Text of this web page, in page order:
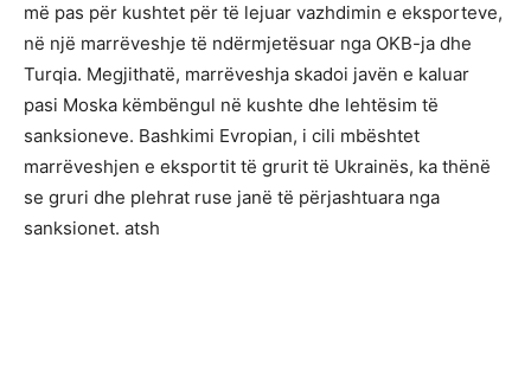
më pas për kushtet për të lejuar vazhdimin e eksporteve,
në një marrëveshje të ndërmjetësuar nga OKB-ja dhe
Turqia. Megjithatë, marrëveshja skadoi javën e kaluar
pasi Moska këmbëngul në kushte dhe lehtësim të
sanksioneve. Bashkimi Evropian, i cili mbështet
marrëveshjen e eksportit të grurit të Ukrainës, ka thënë
se gruri dhe plehrat ruse janë të përjashtuara nga
sanksionet. atsh